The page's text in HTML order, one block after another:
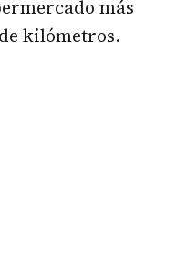
más
kilómetros.